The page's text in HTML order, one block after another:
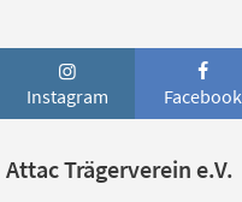
Instagram Facebook
Attac Trägerverein e.V.